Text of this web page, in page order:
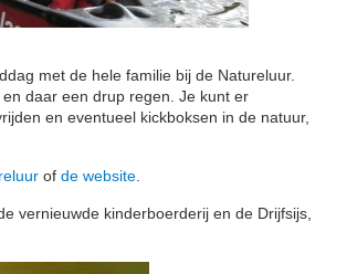
met de hele familie bij de Natureluur.
daar een drup regen. Je kunt er
en eventueel kickboksen in de natuur,
of de website
vernieuwde kinderboerderij en de Drijfsijs,